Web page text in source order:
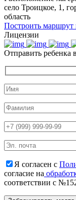
село Троицкое, 1,
область
Построить маршрут
Лицензии
Отправить ребенка
Я согласен с
согласие на
соответствии с